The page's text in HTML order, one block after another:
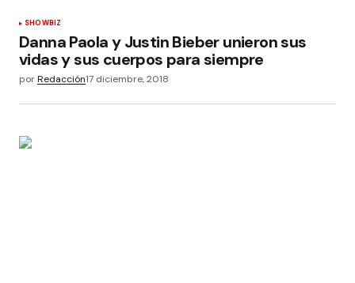
SHOWBIZ
Danna Paola y Justin Bieber unieron sus
vidas y sus cuerpos para siempre
porRedacción17 diciembre, 2018